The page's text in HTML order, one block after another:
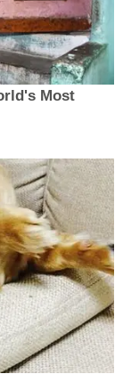
Most